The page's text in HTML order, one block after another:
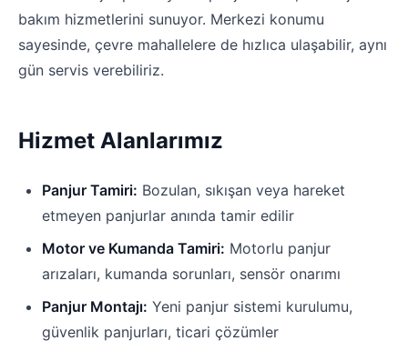
bakım hizmetlerini sunuyor. Merkezi konumu
sayesinde, çevre mahallelere de hızlıca ulaşabilir, aynı
gün servis verebiliriz.
Hizmet Alanlarımız
Panjur Tamiri: Bozulan, sıkışan veya hareket
etmeyen panjurlar anında tamir edilir
Motor ve Kumanda Tamiri: Motorlu panjur
arızaları, kumanda sorunları, sensör onarımı
Panjur Montajı: Yeni panjur sistemi kurulumu,
güvenlik panjurları, ticari çözümler